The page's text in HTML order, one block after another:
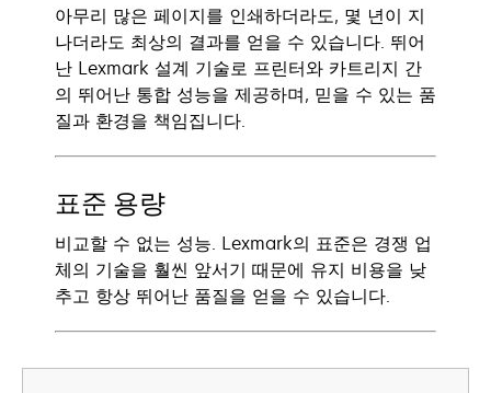
아무리 많은 페이지를 인쇄하더라도, 몇 년이 지
나더라도 최상의 결과를 얻을 수 있습니다. 뛰어
난 Lexmark 설계 기술로 프린터와 카트리지 간
의 뛰어난 통합 성능을 제공하며, 믿을 수 있는 품
질과 환경을 책임집니다.
표준 용량
비교할 수 없는 성능. Lexmark의 표준은 경쟁 업
체의 기술을 훨씬 앞서기 때문에 유지 비용을 낮
추고 항상 뛰어난 품질을 얻을 수 있습니다.